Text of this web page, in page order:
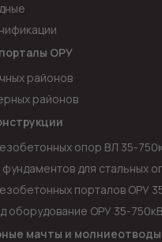
ОРУ
районов
районов
мачты и молниеотводы
опор ВЛ 35-
фундаментов для стальных
порталов ОРУ
оборудование ОРУ 35-750кВ